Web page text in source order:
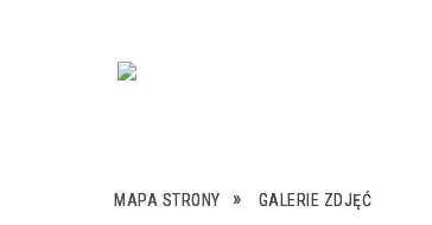
MAPA STRONY GALERIE ZDJĘĆ